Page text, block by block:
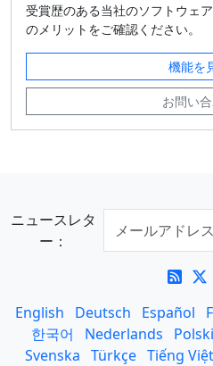
受賞歴のある当社のソフトウェ
のメリットをご確認ください。
機能を
お問い
ニュースレタ
ー：
English Deutsch Español
한국어
Nederlands Polski
Svenska Türkçe Tiếng Việt